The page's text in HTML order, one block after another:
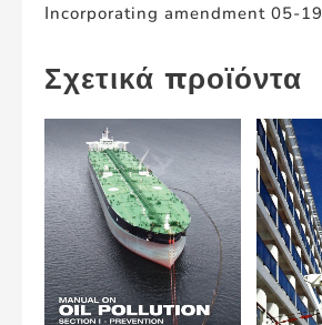
Ιncorporating amendment 05-19
Σχετικά προϊόντα